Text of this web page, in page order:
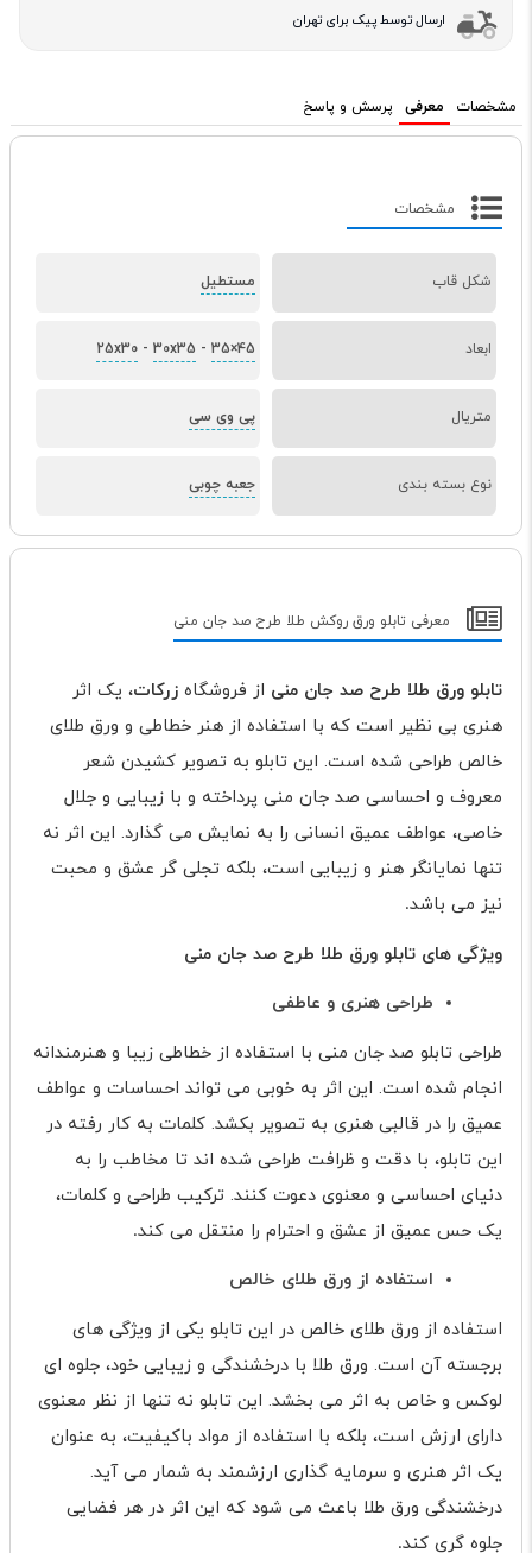
ارسال توسط پیک برای تهران
مشخصات معرفی پرسش و پاسخ
مشخصات
شکل قاب مستطیل
ابعاد 25x30 - 30x35 - 35×45
متریال پی وی سی
نوع بسته بندی جعبه چوبی
معرفی تابلو ورق روکش طلا طرح صد جان منی
تابلو ورق طلا طرح صد جان منی از فروشگاه زرکات، یک اثر
هنری بی نظیر است که با استفاده از هنر خطاطی و ورق طلای
خالص طراحی شده است. این تابلو به تصویر کشیدن شعر
معروف و احساسی صد جان منی پرداخته و با زیبایی و جلال
خاصی، عواطف عمیق انسانی را به نمایش می گذارد. این اثر نه
تنها نمایانگر هنر و زیبایی است، بلکه تجلی گر عشق و محبت
نیز می باشد.
ویژگی های تابلو ورق طلا طرح صد جان منی
طراحی هنری و عاطفی
طراحی تابلو صد جان منی با استفاده از خطاطی زیبا و هنرمندانه
انجام شده است. این اثر به خوبی می تواند احساسات و عواطف
عمیق را در قالبی هنری به تصویر بکشد. کلمات به کار رفته در
این تابلو، با دقت و ظرافت طراحی شده اند تا مخاطب را به
دنیای احساسی و معنوی دعوت کنند. ترکیب طراحی و کلمات،
یک حس عمیق از عشق و احترام را منتقل می کند.
استفاده از ورق طلای خالص
استفاده از ورق طلای خالص در این تابلو یکی از ویژگی های
برجسته آن است. ورق طلا با درخشندگی و زیبایی خود، جلوه ای
لوکس و خاص به اثر می بخشد. این تابلو نه تنها از نظر معنوی
دارای ارزش است، بلکه با استفاده از مواد باکیفیت، به عنوان
یک اثر هنری و سرمایه گذاری ارزشمند به شمار می آید.
درخشندگی ورق طلا باعث می شود که این اثر در هر فضایی
جلوه گری کند.